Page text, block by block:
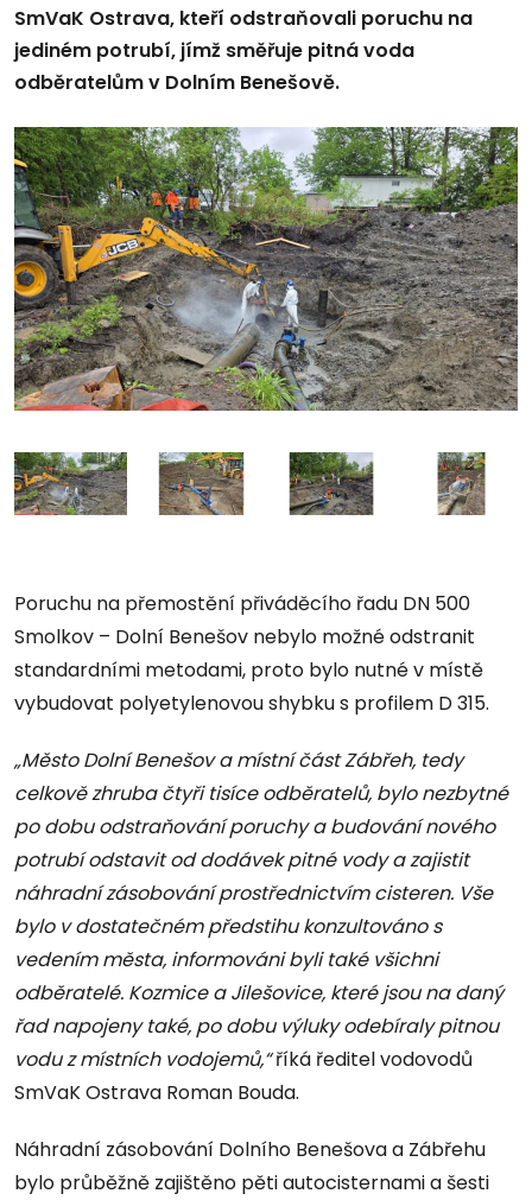
SmVaK Ostrava, kteří odstraňovali poruchu na
jediném potrubí, jímž směřuje pitná voda
odběratelům v Dolním Benešově.
Poruchu na přemostění přiváděcího řadu DN 500
Smolkov – Dolní Benešov nebylo možné odstranit
standardními metodami, proto bylo nutné v místě
vybudovat polyetylenovou shybku s profilem D 315.
„Město Dolní Benešov a místní část Zábřeh, tedy
celkově zhruba čtyři tisíce odběratelů, bylo nezbytné
po dobu odstraňování poruchy a budování nového
potrubí odstavit od dodávek pitné vody a zajistit
náhradní zásobování prostřednictvím cisteren. Vše
bylo v dostatečném předstihu konzultováno s
vedením města, informováni byli také všichni
odběratelé. Kozmice a Jilešovice, které jsou na daný
řad napojeny také, po dobu výluky odebíraly pitnou
vodu z místních vodojemů,“říká ředitel vodovodů
SmVaK Ostrava Roman Bouda.
Náhradní zásobování Dolního Benešova a Zábřehu
bylo průběžně zajištěno pěti autocisternami a šesti